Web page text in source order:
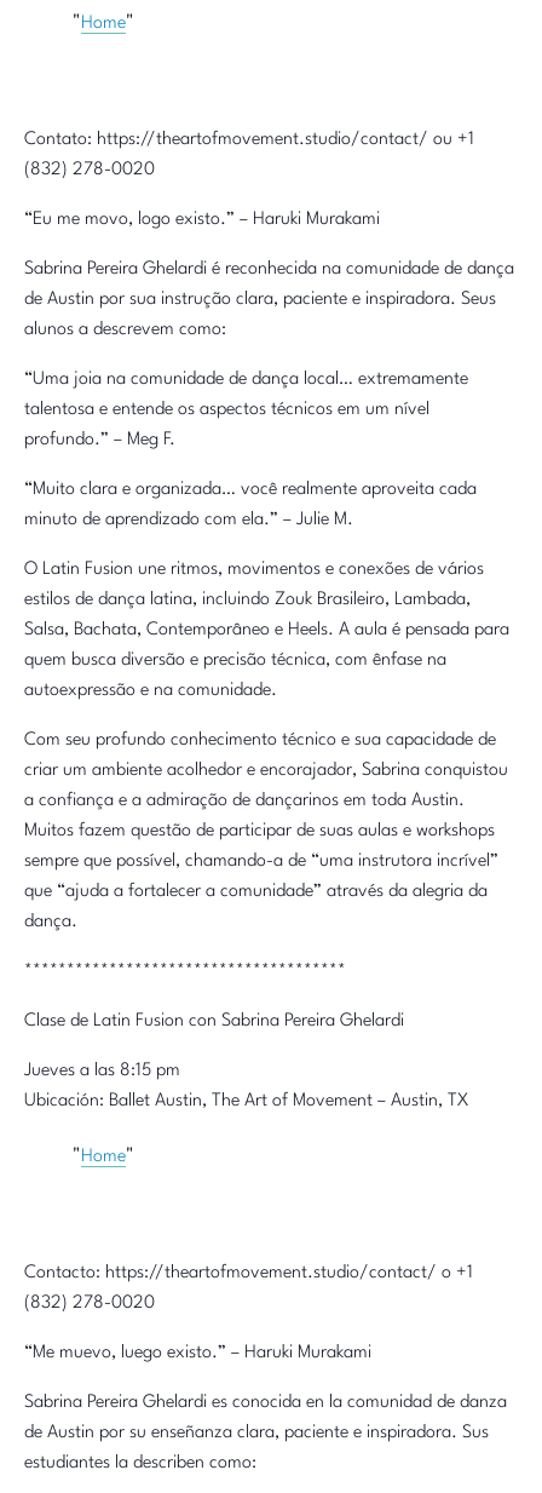
Home
Contato: https://theartofmovement.studio/contact/ ou +1
(832) 278-0020
“Eu me movo, logo existo.” – Haruki Murakami
Sabrina Pereira Ghelardi é reconhecida na comunidade de dança
de Austin por sua instrução clara, paciente e inspiradora. Seus
alunos a descrevem como:
“Uma joia na comunidade de dança local… extremamente
talentosa e entende os aspectos técnicos em um nível
profundo.” – Meg F.
“Muito clara e organizada… você realmente aproveita cada
minuto de aprendizado com ela.” – Julie M.
O Latin Fusion une ritmos, movimentos e conexões de vários
estilos de dança latina, incluindo Zouk Brasileiro, Lambada,
Salsa, Bachata, Contemporâneo e Heels. A aula é pensada para
quem busca diversão e precisão técnica, com ênfase na
autoexpressão e na comunidade.
Com seu profundo conhecimento técnico e sua capacidade de
criar um ambiente acolhedor e encorajador, Sabrina conquistou
a confiança e a admiração de dançarinos em toda Austin.
Muitos fazem questão de participar de suas aulas e workshops
sempre que possível, chamando-a de “uma instrutora incrível”
que “ajuda a fortalecer a comunidade” através da alegria da
dança.
**************************************
Clase de Latin Fusion con Sabrina Pereira Ghelardi
Jueves a las 8:15 pm
Ubicación: Ballet Austin, The Art of Movement – Austin, TX
Home
Contacto: https://theartofmovement.studio/contact/ o +1
(832) 278-0020
“Me muevo, luego existo.” – Haruki Murakami
Sabrina Pereira Ghelardi es conocida en la comunidad de danza
de Austin por su enseñanza clara, paciente e inspiradora. Sus
estudiantes la describen como: